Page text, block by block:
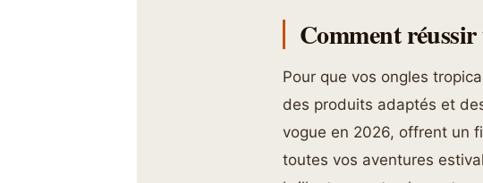
Comment
Pour que vos ongles
des produits adaptés et
vogue en 2026, offrent un
toutes vos aventures